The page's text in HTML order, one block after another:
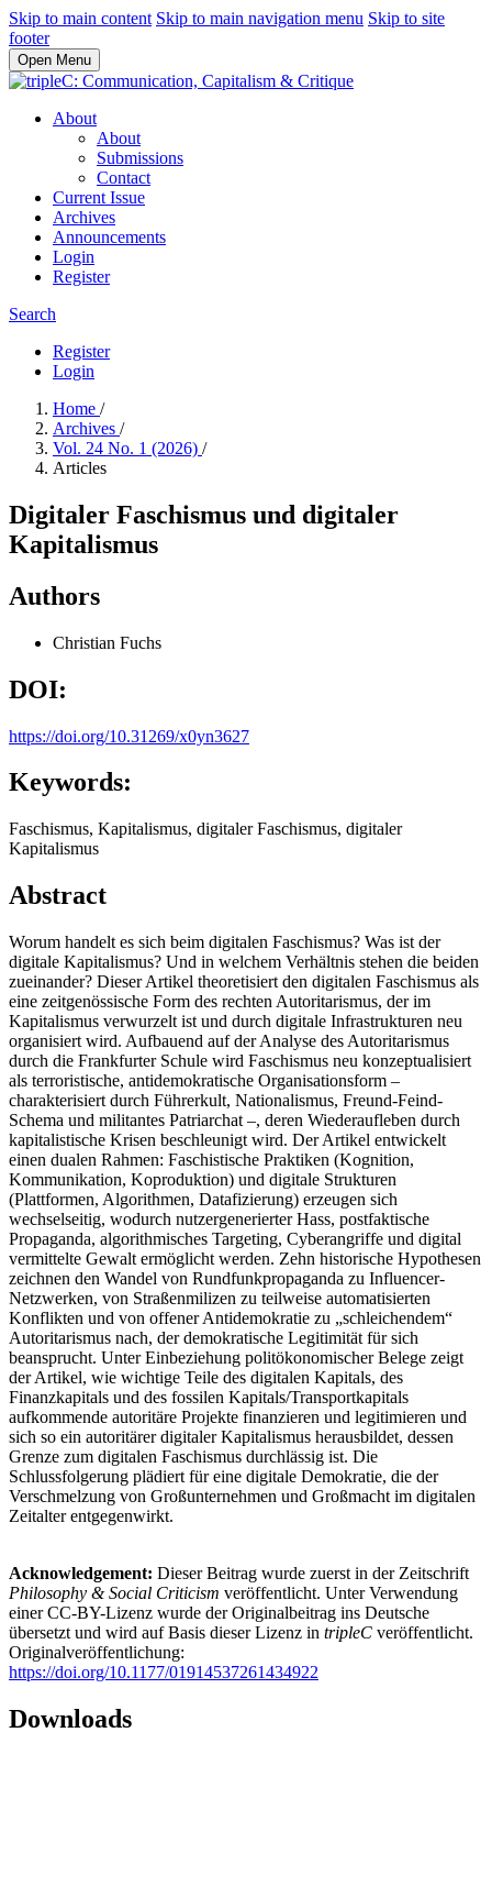
Skip to main content Skip to main navigation menu Skip to site
footer
Open Menu
About
About
Submissions
Contact
Current Issue
Archives
Announcements
Login
Register
Search
Register
Login
Home /
Archives /
Vol. 24 No. 1 (2026) /
Articles
Digitaler Faschismus und digitaler
Kapitalismus
Authors
Christian Fuchs
DOI:
https://doi.org/10.31269/x0yn3627
Keywords:
Faschismus, Kapitalismus, digitaler Faschismus, digitaler
Kapitalismus
Abstract
Worum handelt es sich beim digitalen Faschismus? Was ist der
digitale Kapitalismus? Und in welchem Verhältnis stehen die beiden
zueinander? Dieser Artikel theoretisiert den digitalen Faschismus als
eine zeitgenössische Form des rechten Autoritarismus, der im
Kapitalismus verwurzelt ist und durch digitale Infrastrukturen neu
organisiert wird. Aufbauend auf der Analyse des Autoritarismus
durch die Frankfurter Schule wird Faschismus neu konzeptualisiert
als terroristische, antidemokratische Organisationsform –
charakterisiert durch Führerkult, Nationalismus, Freund-Feind-
Schema und militantes Patriarchat –, deren Wiederaufleben durch
kapitalistische Krisen beschleunigt wird. Der Artikel entwickelt
einen dualen Rahmen: Faschistische Praktiken (Kognition,
Kommunikation, Koproduktion) und digitale Strukturen
(Plattformen, Algorithmen, Datafizierung) erzeugen sich
wechselseitig, wodurch nutzergenerierter Hass, postfaktische
Propaganda, algorithmisches Targeting, Cyberangriffe und digital
vermittelte Gewalt ermöglicht werden. Zehn historische Hypothesen
zeichnen den Wandel von Rundfunkpropaganda zu Influencer-
Netzwerken, von Straßenmilizen zu teilweise automatisierten
Konflikten und von offener Antidemokratie zu „schleichendem“
Autoritarismus nach, der demokratische Legitimität für sich
beansprucht. Unter Einbeziehung politökonomischer Belege zeigt
der Artikel, wie wichtige Teile des digitalen Kapitals, des
Finanzkapitals und des fossilen Kapitals/Transportkapitals
aufkommende autoritäre Projekte finanzieren und legitimieren und
sich so ein autoritärer digitaler Kapitalismus herausbildet, dessen
Grenze zum digitalen Faschismus durchlässig ist. Die
Schlussfolgerung plädiert für eine digitale Demokratie, die der
Verschmelzung von Großunternehmen und Großmacht im digitalen
Zeitalter entgegenwirkt.
Acknowledgement: Dieser Beitrag wurde zuerst in der Zeitschrift
Philosophy & Social Criticism veröffentlicht. Unter Verwendung
einer CC-BY-Lizenz wurde der Originalbeitrag ins Deutsche
übersetzt und wird auf Basis dieser Lizenz in tripleC veröffentlicht.
Originalveröffentlichung:
https://doi.org/10.1177/01914537261434922
Downloads